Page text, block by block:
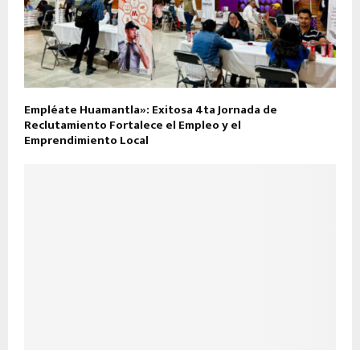
Empléate Huamantla»: Exitosa 4ta Jornada de
Reclutamiento Fortalece el Empleo y el
Emprendimiento Local